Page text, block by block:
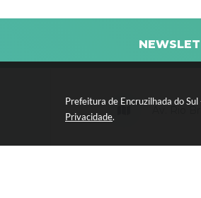
Prefeitura de Encruzilhada do
Privacidade. Av. Rio